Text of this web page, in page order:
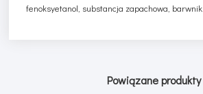
fenoksyetanol, substancja zapachowa, barwnik.
Powiązane produkty